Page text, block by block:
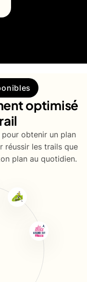
optimisé
obtenir un plan
réussir les trails que
plan au quotidien.